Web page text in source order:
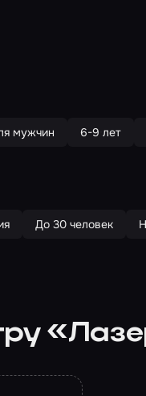
мужчин 6-9 лет
До 30 человек